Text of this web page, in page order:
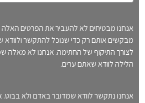
אנחנו מבטיחים לא להעביר את הפרטים
מבקשים אותם רק כדי שנוכל להתקשר ולוודא
לצורך התיקוף של החתימה. אנחנו לא
הלילה לוודא שאתם ערים.
o
אנחנו נתקשר לוודא שמדובר באדם ולא בבוט.